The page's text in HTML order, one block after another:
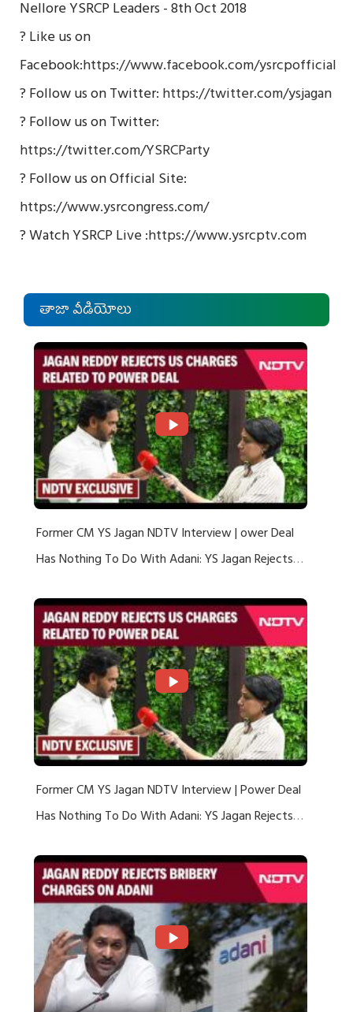
Nellore YSRCP Leaders - 8th Oct 2018
? Like us on
Facebook:https://www.facebook.com/ysrcpofficial
? Follow us on Twitter:https://twitter.com/ysjagan
? Follow us on Twitter:
https://twitter.com/YSRCParty
? Follow us on Official Site:
https://www.ysrcongress.com/
? Watch YSRCP Live :https://www.ysrcptv.com
తాజా వీడియోలు
Former CM YS Jagan NDTV Interview | ower Deal
Has Nothing To Do With Adani: YS Jagan Rejects
Former CM YS Jagan NDTV Interview | Power Deal
Has Nothing To Do With Adani: YS Jagan Rejects